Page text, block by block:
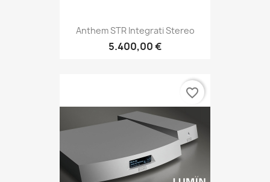
Anthem STR Integrati Stereo
5.400,00 €
favorite_border